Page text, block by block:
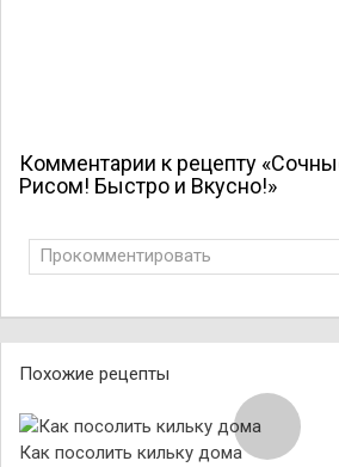
Комментарии к рецепту
Рисом! Быстро и Вкусно!»
Прокомментировать
Похожие рецепты
Как посолить кильку дома